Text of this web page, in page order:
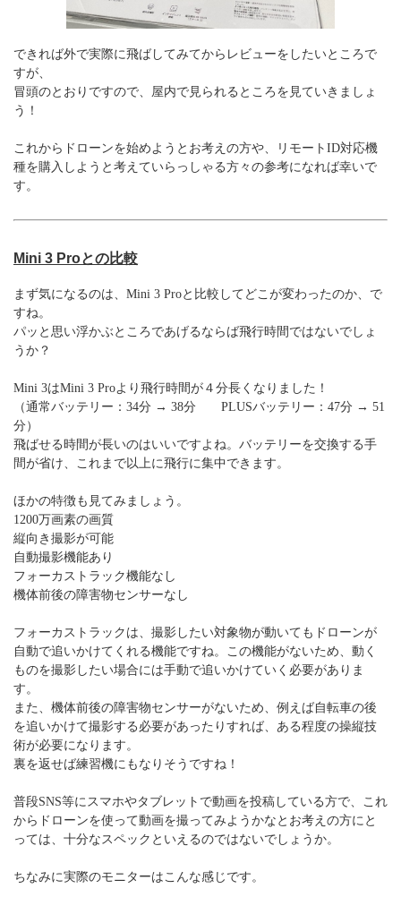
できれば外で実際に飛ばしてみてからレビューをしたいところで
すが、
冒頭のとおりですので、屋内で見られるところを見ていきましょ
う！
これからドローンを始めようとお考えの方や、リモートID対応機
種を購入しようと考えていらっしゃる方々の参考になれば幸いで
す。
Mini 3 Proとの比較
まず気になるのは、Mini 3 Proと比較してどこが変わったのか、で
すね。
パッと思い浮かぶところであげるならば飛行時間ではないでしょ
うか？
Mini 3はMini 3 Proより飛行時間が４分長くなりました！
（通常バッテリー：34分 → 38分 PLUSバッテリー：47分 → 51
分）
飛ばせる時間が長いのはいいですよね。バッテリーを交換する手
間が省け、これまで以上に飛行に集中できます。
ほかの特徴も見てみましょう。
1200万画素の画質
縦向き撮影が可能
自動撮影機能あり
フォーカストラック機能なし
機体前後の障害物センサーなし
フォーカストラックは、撮影したい対象物が動いてもドローンが
自動で追いかけてくれる機能ですね。この機能がないため、動く
ものを撮影したい場合には手動で追いかけていく必要がありま
す。
また、機体前後の障害物センサーがないため、例えば自転車の後
を追いかけて撮影する必要があったりすれば、ある程度の操縦技
術が必要になります。
裏を返せば練習機にもなりそうですね！
普段SNS等にスマホやタブレットで動画を投稿している方で、これ
からドローンを使って動画を撮ってみようかなとお考えの方にと
っては、十分なスペックといえるのではないでしょうか。
ちなみに実際のモニターはこんな感じです。